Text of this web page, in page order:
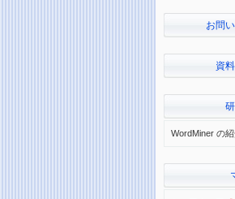
お問
資
WordMiner の